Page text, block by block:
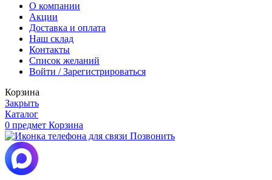
О компании
Акции
Доставка и оплата
Наш склад
Контакты
Список желаний
Войти / Зарегистрироваться
Корзина
Закрыть
Каталог
0 предмет Корзина
Позвонить